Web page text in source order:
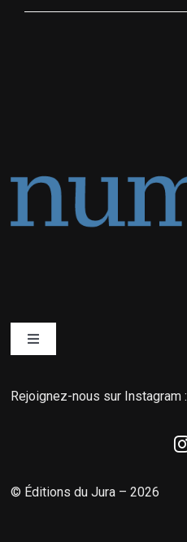
Toggle
La boutique MyNordic
Rejoignez-nous sur Instagram :
© Éditions du Jura – 2026